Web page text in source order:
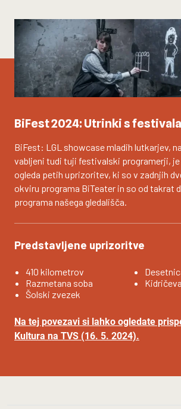
BiFest 2024: Utrinki s festivala
BiFest: LGL showcase mladih lutkarjev,
vabljeni tudi tuji festivalski programerji,
ogleda petih uprizoritev, ki so v zadnjih
okviru programa BiTeater in so od takrat
programa našega gledališča.
Predstavljene uprizoritve
410 kilometrov
Razmetana soba
Šolski zvezek
Na tej povezavi si lahko ogledate
Kultura na TVS (16. 5. 2024).